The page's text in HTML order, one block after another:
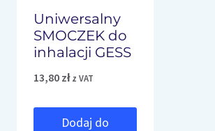
Uniwersalny
SMOCZEK do
inhalacji GESS
13,80 zł z VAT
Dodaj do